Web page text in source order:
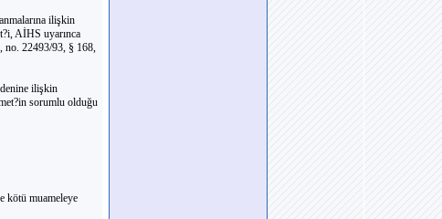
ilişkin
AİHS uyarınca
no. 22493/93, § 168,
ilişkin
sorumlu olduğu
kötü muameleye